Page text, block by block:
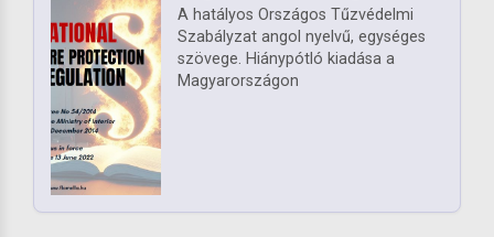
A hatályos Országos Tűzvédelmi
Szabályzat angol nyelvű, egységes
szövege. Hiánypótló kiadása a
Magyarországon